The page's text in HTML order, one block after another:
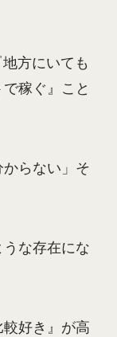
方にいても
稼ぐ』こと
らない」そ
な存在にな
好き』が高